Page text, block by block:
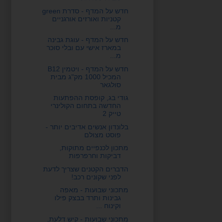
חדש על המדף - סדרת green
קטניות ואורזים אורגניים
מ...
חדש על המדף - עוגת גבינה
במארז אישי עם ובלי סוכר
מ...
חדש על המדף - ויטמין B12
המכיל 1000 מק"ג מבית
סולגאר
גודי בג, קופסת ההפתעות
החדשה בתחום הקולינרי
טייק 2
בלונדון אנשים אדיבים יותר -
פוסט מצולם
מתכון לכנפיים מתוקות,
דביקות וחרפרפות
הדברים הקטנים שצריך לדעת
לפני שקונים רכב!
מתכוני שבועות - מאפה
גבינות ותרד בבצק פילו
וקינוח ...
מתכוני שבועות - קיש דלעת,